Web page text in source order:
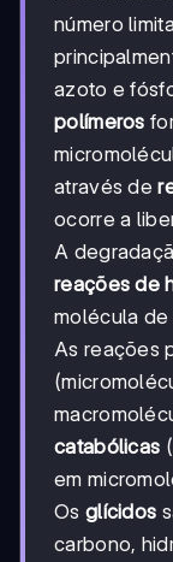
número
azoto e
polímeros
através de
ocorre a
A
reações de
molécula de
As reações
catabólicas
em
Os glícidos
carbono,